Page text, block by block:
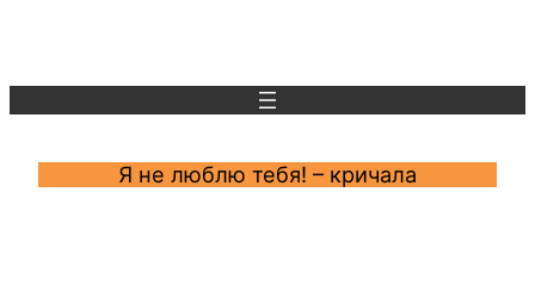
содержимому
Я не люблю тебя! – кричала